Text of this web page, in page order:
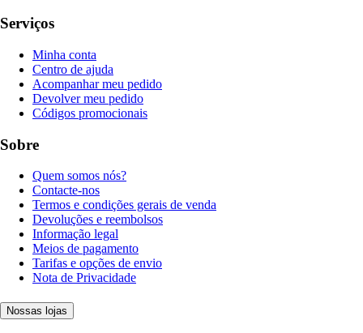
Serviços
Minha conta
Centro de ajuda
Acompanhar meu pedido
Devolver meu pedido
Códigos promocionais
Sobre
Quem somos nós?
Contacte-nos
Termos e condições gerais de venda
Devoluções e reembolsos
Informação legal
Meios de pagamento
Tarifas e opções de envio
Nota de Privacidade
Nossas lojas